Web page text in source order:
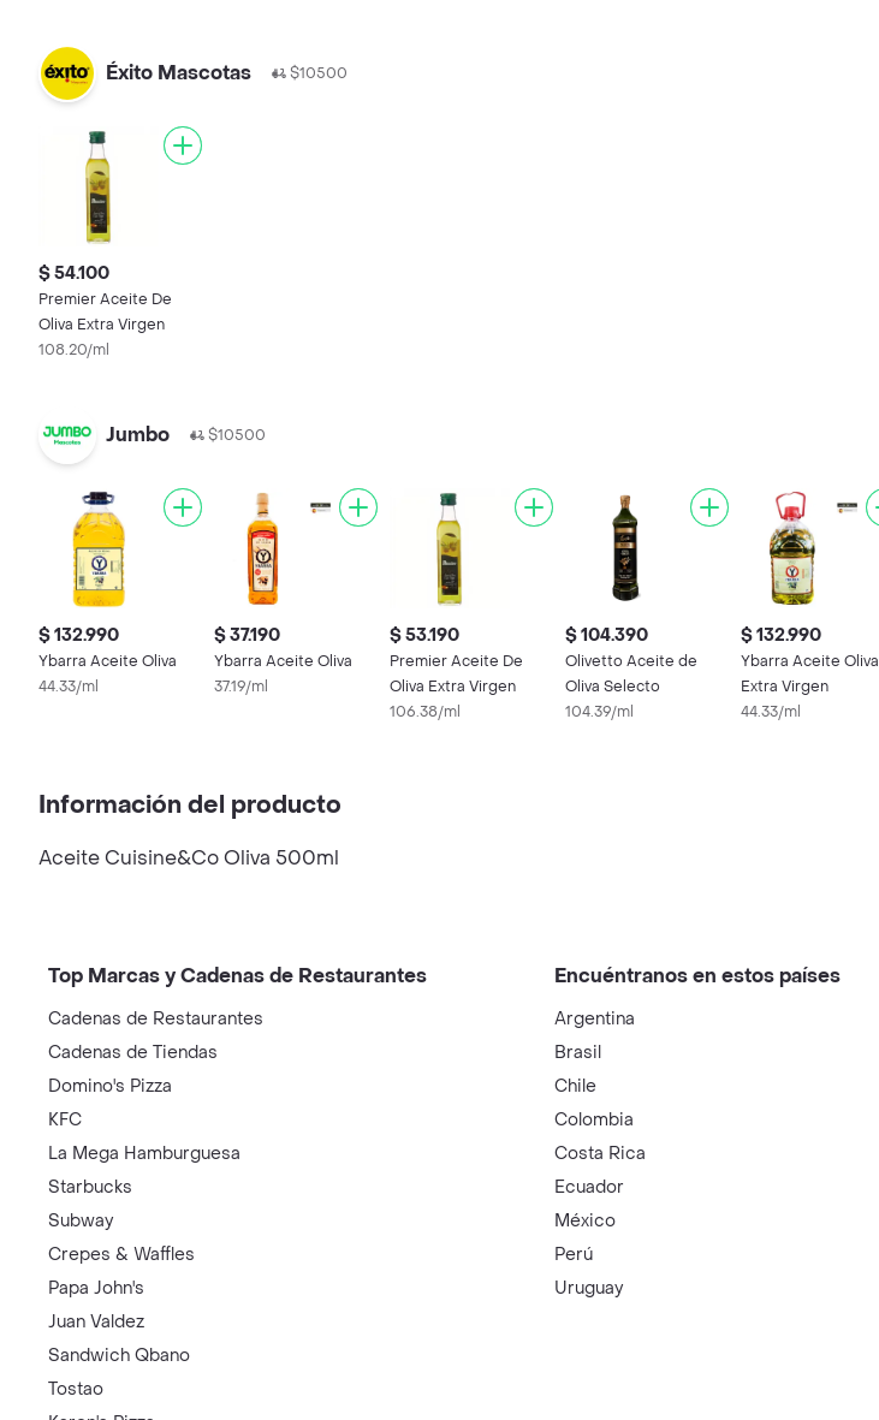
Éxito Mascotas $10500
$ 54.100
Premier Aceite De
Oliva Extra Virgen
108.20/ml
Jumbo $10500
$ 132.990
Ybarra Aceite Oliva
44.33/ml
$ 37.190
Ybarra Aceite Oliva
37.19/ml
$ 53.190
Premier Aceite De
Oliva Extra Virgen
106.38/ml
$ 104.390
Olivetto Aceite de
Oliva Selecto
104.39/ml
$ 132.990
Ybarra Aceite Oliva
Extra Virgen
44.33/ml
Información del producto
Aceite Cuisine&Co Oliva 500ml
Top Marcas y Cadenas de Restaurantes
Cadenas de Restaurantes
Cadenas de Tiendas
Domino's Pizza
KFC
La Mega Hamburguesa
Starbucks
Subway
Crepes & Waffles
Papa John's
Juan Valdez
Sandwich Qbano
Tostao
Encuéntranos en estos países
Argentina
Brasil
Chile
Colombia
Costa Rica
Ecuador
México
Perú
Uruguay